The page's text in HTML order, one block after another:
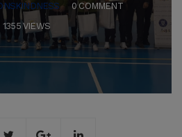
0 COMMENT
1355 VIEWS